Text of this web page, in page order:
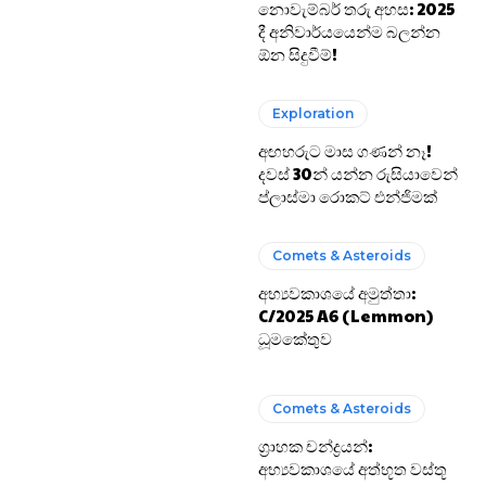
නොවැම්බර් තරු අහස: 2025
දී අනිවාර්යයෙන්ම බලන්න
ඕන සිදුවීම්!
Exploration
අඟහරුට මාස ගණන් නෑ!
දවස් 30න් යන්න රුසියාවෙන්
ප්ලාස්මා රොකට් එන්ජිමක්
Comets & Asteroids
අභ්‍යවකාශයේ අමුත්තා:
C/2025 A6 (Lemmon)
ධූමකේතුව
Comets & Asteroids
ග්‍රාහක චන්ද්‍රයන්:
අභ්‍යවකාශයේ අත්භූත වස්තූ